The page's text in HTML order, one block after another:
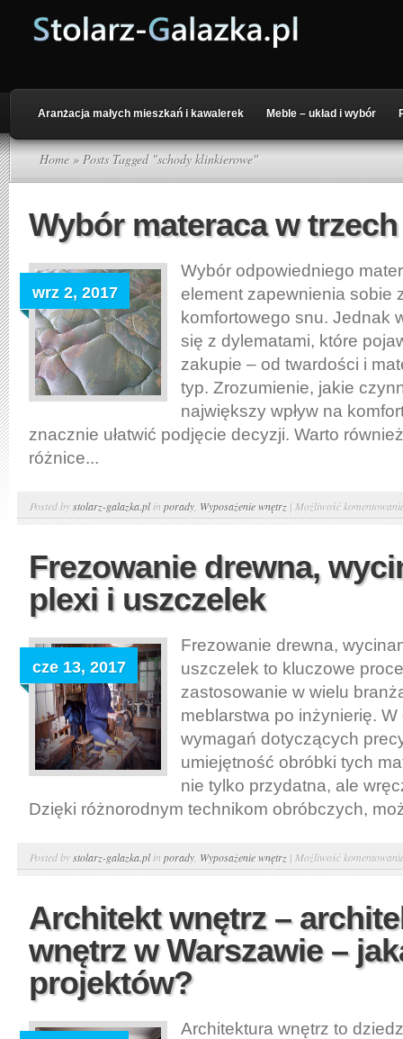
Aranżacja małych mieszkań i kawalerek Meble – układ i wybór
Home » Posts Tagged "schody klinkierowe"
Wybór materaca w
wrz 2, 2017
Wybór odpowiedniego
element zapewnienia sobie
komfortowego snu. Jednak
się z dylematami, które
zakupie – od twardości i
typ. Zrozumienie, jakie
największy wpływ na
znacznie ułatwić podjęcie decyzji. Warto
różnice...
Posted bystolarz-galazka.plin porady Wyposażenie wnętrz | Możliwość
Frezowanie drewna,
plexi i uszczelek
cze 13, 2017
Frezowanie drewna,
uszczelek to kluczowe
zastosowanie w wielu
meblarstwa po inżynierię.
wymagań dotyczących
umiejętność obróbki tych
nie tylko przydatna, ale
Dzięki różnorodnym technikom obróbczych,
Posted bystolarz-galazka.plin porady Wyposażenie wnętrz | Możliwość
Architekt wnętrz –
wnętrz w Warszawie –
projektów?
Architektura wnętrz to